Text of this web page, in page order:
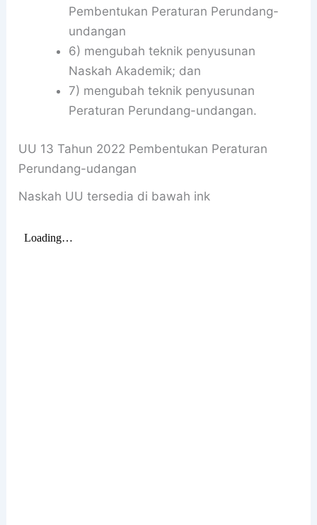
Pembentukan Peraturan Perundang-
undangan
6) mengubah teknik penyusunan
Naskah Akademik; dan
7) mengubah teknik penyusunan
Peraturan Perundang-undangan.
UU 13 Tahun 2022 Pembentukan Peraturan
Perundang-udangan
Naskah UU tersedia di bawah ink